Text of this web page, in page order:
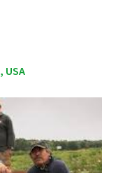
, USA